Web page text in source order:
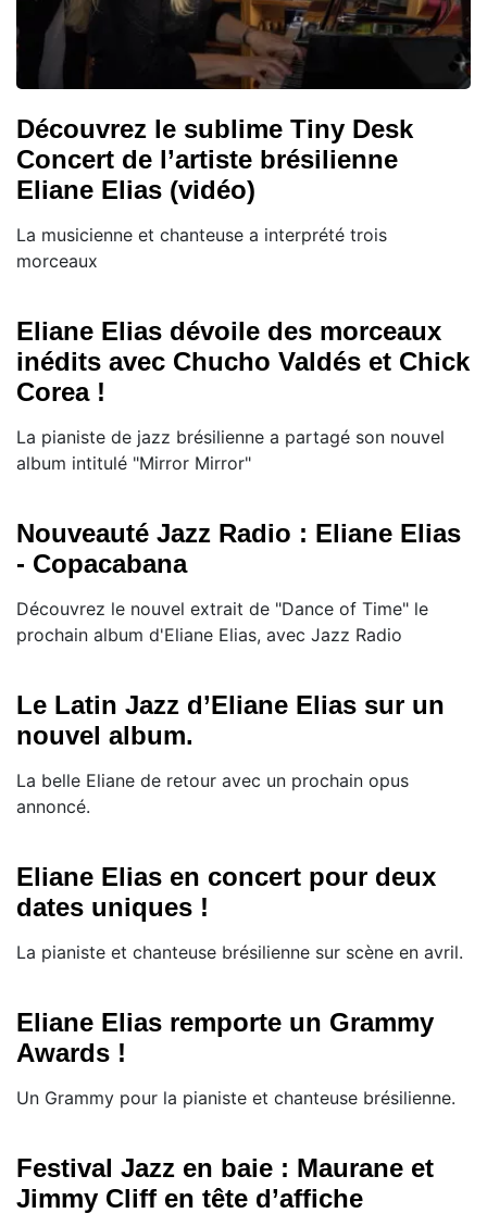
Découvrez le sublime Tiny Desk
Concert de l’artiste brésilienne
Eliane Elias (vidéo)
La musicienne et chanteuse a interprété trois
morceaux
Eliane Elias dévoile des morceaux
inédits avec Chucho Valdés et Chick
Corea !
La pianiste de jazz brésilienne a partagé son nouvel
album intitulé "Mirror Mirror"
Nouveauté Jazz Radio : Eliane Elias
- Copacabana
Découvrez le nouvel extrait de "Dance of Time" le
prochain album d'Eliane Elias, avec Jazz Radio
Le Latin Jazz d’Eliane Elias sur un
nouvel album.
La belle Eliane de retour avec un prochain opus
annoncé.
Eliane Elias en concert pour deux
dates uniques !
La pianiste et chanteuse brésilienne sur scène en avril.
Eliane Elias remporte un Grammy
Awards !
Un Grammy pour la pianiste et chanteuse brésilienne.
Festival Jazz en baie : Maurane et
Jimmy Cliff en tête d’affiche